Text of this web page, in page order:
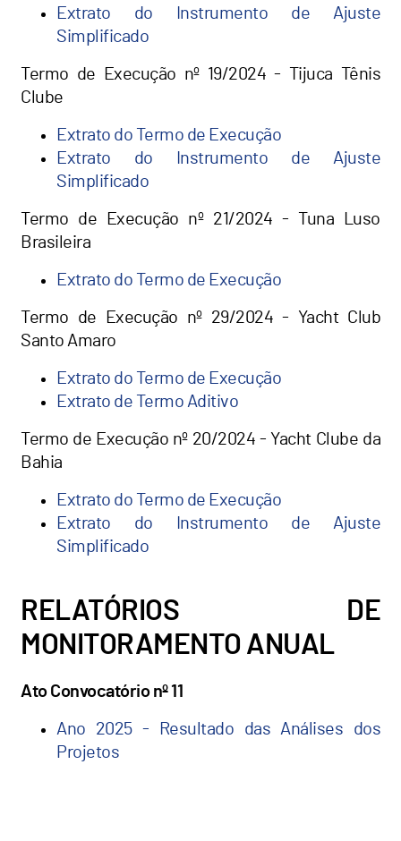
Extrato do Instrumento de Ajuste
Simplificado
Termo de Execução nº 19/2024 - Tijuca Tênis
Clube
Extrato do Termo de Execução
Extrato do Instrumento de Ajuste
Simplificado
Termo de Execução nº 21/2024 - Tuna Luso
Brasileira
Extrato do Termo de Execução
Termo de Execução nº 29/2024 - Yacht Club
Santo Amaro
Extrato do Termo de Execução
Extrato de Termo Aditivo
Termo de Execução nº 20/2024 - Yacht Clube da
Bahia
Extrato do Termo de Execução
Extrato do Instrumento de Ajuste
Simplificado
RELATÓRIOS DE
MONITORAMENTO ANUAL
Ato Convocatório nº 11
Ano 2025 - Resultado das Análises dos
Projetos